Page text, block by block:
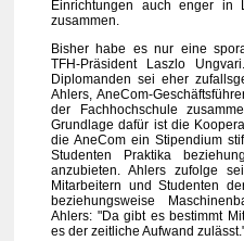
Einrichtungen auch enger in
zusammen.
Bisher habe es nur eine
TFH-Präsident Laszlo
Diplomanden sei eher
Ahlers, AneCom-
der Fachhochschule
Grundlage dafür ist die
die AneCom ein Stipendium
Studenten Praktika
anzubieten. Ahlers zufolge
Mitarbeitern und Studenten
beziehungsweise
Ahlers: "Da gibt es bestimmt
es der zeitliche Aufwand